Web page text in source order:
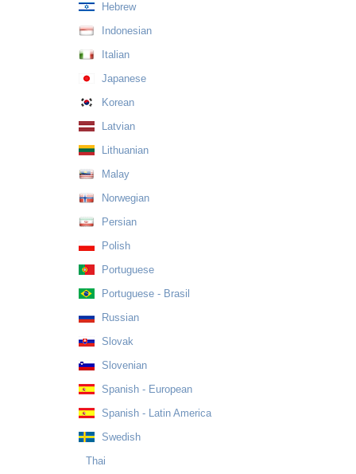
Hebrew
Indonesian
Italian
Japanese
Korean
Latvian
Lithuanian
Malay
Norwegian
Persian
Polish
Portuguese
Portuguese - Brasil
Russian
Slovak
Slovenian
Spanish - European
Spanish - Latin America
Swedish
Thai